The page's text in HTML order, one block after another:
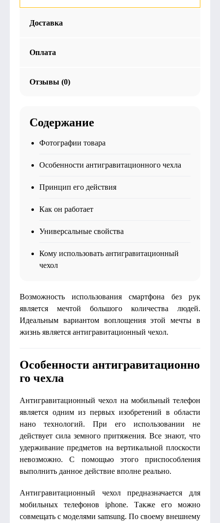
Доставка
Оплата
Отзывы (0)
Содержание
Фотографии товара
Особенности антигравитационного чехла
Принцип его действия
Как он работает
Универсальные свойства
Кому использовать антигравитационный
чехол
Возможность использования смартфона без рук
является мечтой большого количества людей.
Идеальным вариантом воплощения этой мечты в
жизнь является антигравитационный чехол.
Особенности антигравитационно
го чехла
Антигравитационный чехол на мобильный телефон
является одним из первых изобретений в области
нано технологий. При его использовании не
действует сила земного притяжения. Все знают, что
удерживание предметов на вертикальной плоскости
невозможно. С помощью этого приспособления
выполнить данное действие вполне реально.
Антигравитационный чехол предназначается для
мобильных телефонов iphone. Также его можно
совмещать с моделями samsung. По своему внешнему